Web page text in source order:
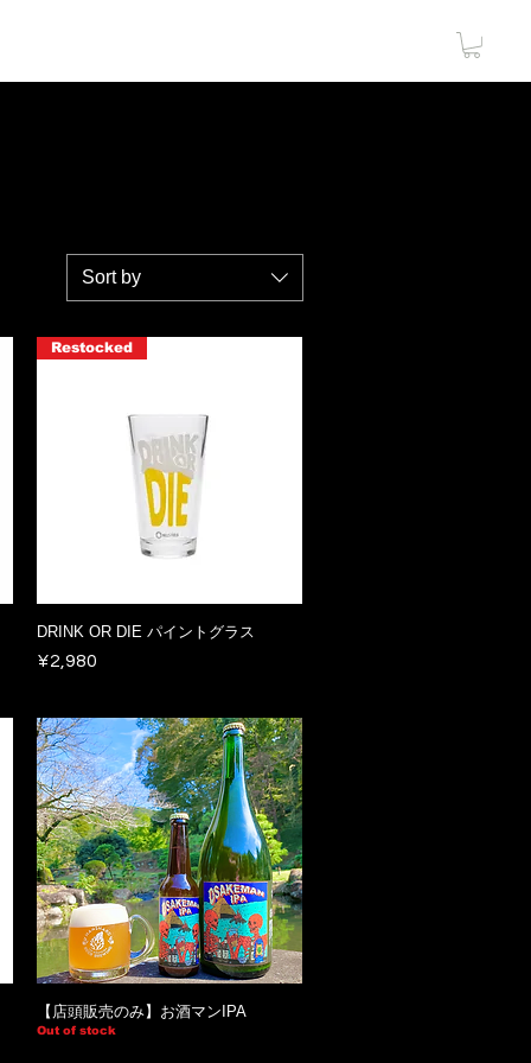
Sort by
Restocked
DRINK OR DIE パイントグラス
Price
¥2,980
【店頭販売のみ】お酒マンIPA
Out of stock